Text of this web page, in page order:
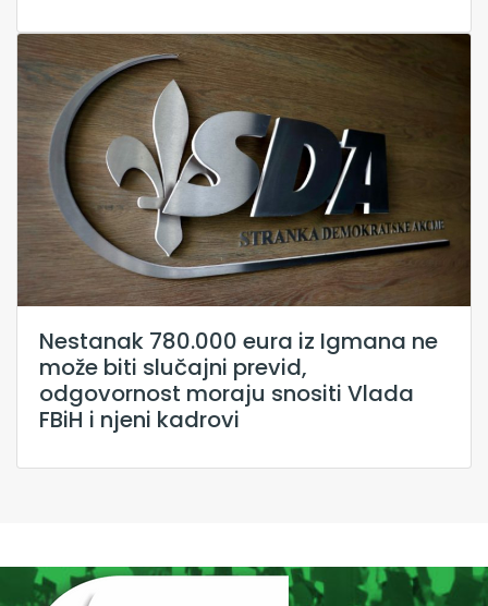
Nestanak 780.000 eura iz Igmana ne
može biti slučajni previd,
odgovornost moraju snositi Vlada
FBiH i njeni kadrovi